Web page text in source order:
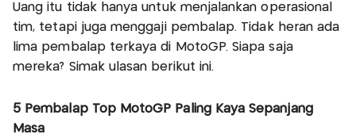
Uang itu tidak hanya untuk menjalankan operasional
tim, tetapi juga menggaji pembalap. Tidak heran ada
lima pembalap terkaya di MotoGP. Siapa saja
mereka? Simak ulasan berikut ini.
5 Pembalap Top MotoGP Paling Kaya Sepanjang
Masa